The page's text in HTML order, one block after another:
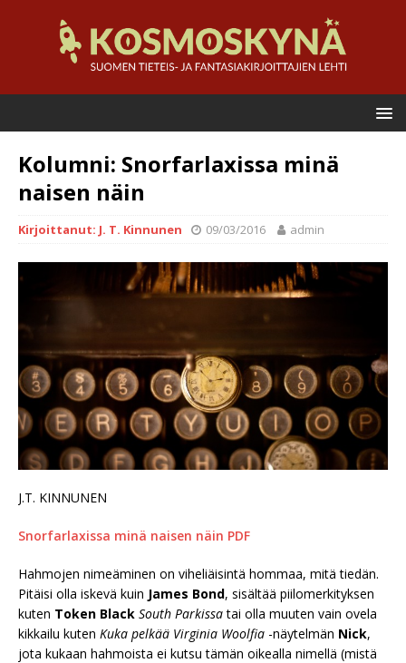
Kolumni: Snorfarlaxissa minä
naisen näin
Kirjoittanut: J. T. Kinnunen 09/03/2016 admin
J.T. KINNUNEN
Snorfarlaxissa minä naisen näin PDF
Hahmojen nimeäminen on viheliäisintä hommaa, mitä tiedän.
Pitäisi olla iskevä kuin James Bond, sisältää piilomerkityksen
kuten Token Black South Parkissatai olla muuten vain ovela
kikkailu kuten Kuka pelkää Virginia Woolfia -näytelmän Nick,
jota kukaan hahmoista ei kutsu tämän oikealla nimellä (mistä